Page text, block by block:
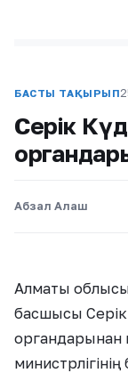
БАСТЫ ТАҚЫРЫП
Серік
Абзал Алаш
Алматы
басшысы Серік
органдарынан